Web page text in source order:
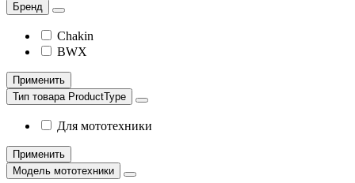
Бренд
Chakin
BWX
Применить
Тип товара ProductType
Для мототехники
Применить
Модель мототехники